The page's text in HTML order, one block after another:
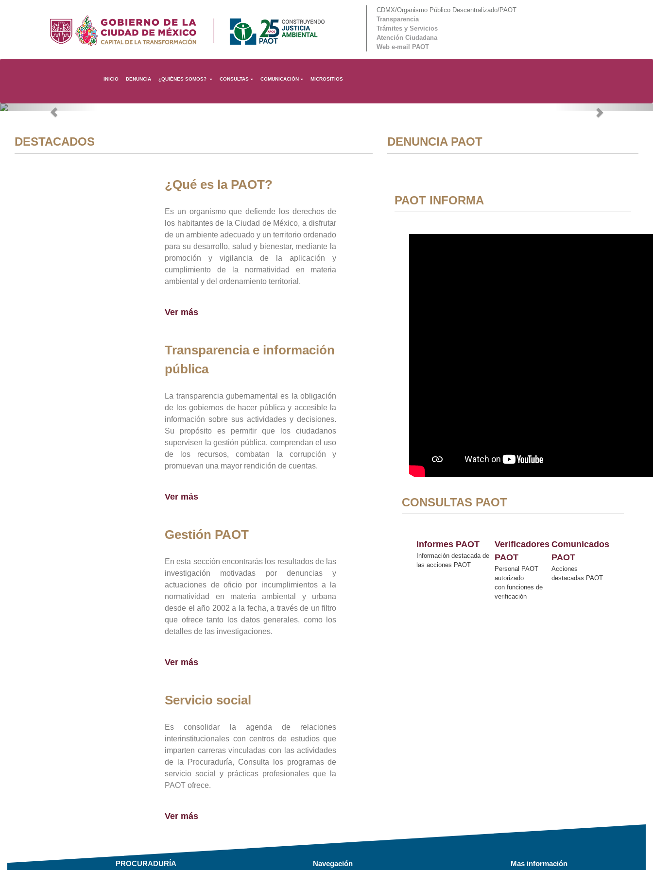
CDMX/Organismo Público Descentralizado/PAOT
Transparencia
Trámites y Servicios
Atención Ciudadana
Web e-mail PAOT
INICIO DENUNCIA ¿QUIÉNES SOMOS? CONSULTAS COMUNICACIÓN MICROSITIOS
Previous Next
DESTACADOS
¿Qué es la PAOT?
Es un organismo que defiende los derechos de
los habitantes de la Ciudad de México, a disfrutar
de un ambiente adecuado y un territorio ordenado
para su desarrollo, salud y bienestar, mediante la
promoción y vigilancia de la aplicación y
cumplimiento de la normatividad en materia
ambiental y del ordenamiento territorial.
Ver más
Transparencia e información
pública
La transparencia gubernamental es la obligación
de los gobiernos de hacer pública y accesible la
información sobre sus actividades y decisiones.
Su propósito es permitir que los ciudadanos
supervisen la gestión pública, comprendan el uso
de los recursos, combatan la corrupción y
promuevan una mayor rendición de cuentas.
Ver más
Gestión PAOT
En esta sección encontrarás los resultados de las
investigación motivadas por denuncias y
actuaciones de oficio por incumplimientos a la
normatividad en materia ambiental y urbana
desde el año 2002 a la fecha, a través de un filtro
que ofrece tanto los datos generales, como los
detalles de las investigaciones.
Ver más
Servicio social
Es consolidar la agenda de relaciones
interinstitucionales con centros de estudios que
imparten carreras vinculadas con las actividades
de la Procuraduría, Consulta los programas de
servicio social y prácticas profesionales que la
PAOT ofrece.
Ver más
DENUNCIA PAOT
PAOT INFORMA
CONSULTAS PAOT
Informes PAOT
Información destacada de
las acciones PAOT
Verificadores
PAOT
Personal PAOT
autorizado
con funciones de
verificación
Comunicados
PAOT
Acciones
destacadas PAOT
PROCURADURÍA Navegación Mas información